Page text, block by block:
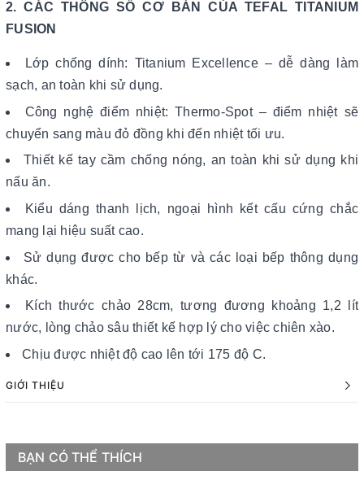
2. CÁC THÔNG SỐ CƠ BẢN CỦA TEFAL TITANIUM
FUSION
Lớp chống dính: Titanium Excellence – dễ dàng làm
sạch, an toàn khi sử dụng.
Công nghệ điểm nhiệt: Thermo-Spot – điểm nhiệt sẽ
chuyển sang màu đỏ đồng khi đến nhiệt tối ưu.
Thiết kế tay cầm chống nóng, an toàn khi sử dụng khi
nấu ăn.
Kiểu dáng thanh lịch, ngoại hình kết cấu cứng chắc
mang lại hiệu suất cao.
Sử dụng được cho bếp từ và các loại bếp thông dụng
khác.
Kích thước chảo 28cm, tương đương khoảng 1,2 lít
nước, lòng chảo sâu thiết kế hợp lý cho việc chiên xào.
Chịu được nhiệt độ cao lên tới 175 độ C.
GIỚI THIỆU
BẠN CÓ THỂ THÍCH